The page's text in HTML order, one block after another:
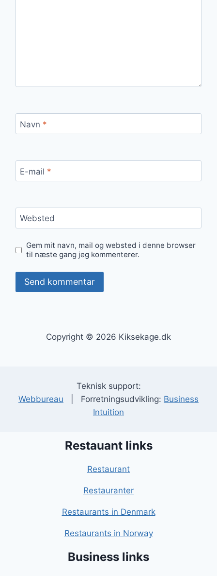
Navn *
E-mail *
Websted
Gem mit navn, mail og websted i denne browser
til næste gang jeg kommenterer.
Copyright © 2026 Kiksekage.dk
Teknisk support:
Webbureau | Forretningsudvikling: Business
Intuition
Restauant links
Restaurant
Restauranter
Restaurants in Denmark
Restaurants in Norway
Business links